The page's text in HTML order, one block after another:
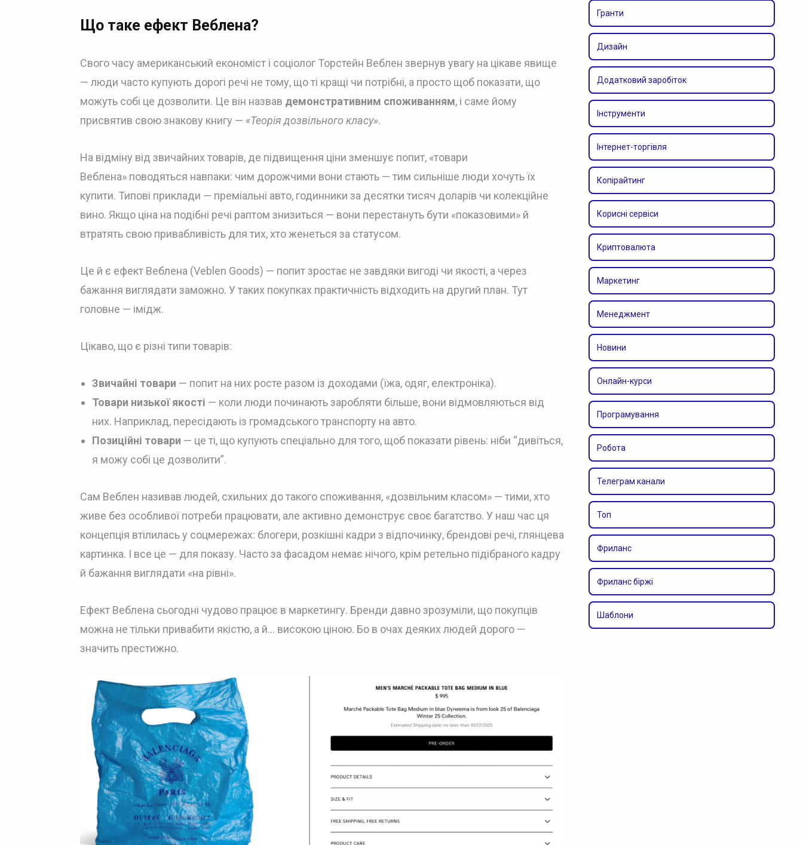
Що таке ефект Веблена?
Свого часу американський економіст і соціолог Торстейн Веблен звернув увагу на цікаве явище
— люди часто купують дорогі речі не тому, що ті кращі чи потрібні, а просто щоб показати, що
можуть собі це дозволити. Це він назвав демонстративним споживанням, і саме йому
присвятив свою знакову книгу — «Теорія дозвільного класу».
На відміну від звичайних товарів, де підвищення ціни зменшує попит, «товари
Веблена» поводяться навпаки: чим дорожчими вони стають — тим сильніше люди хочуть їх
купити. Типові приклади — преміальні авто, годинники за десятки тисяч доларів чи колекційне
вино. Якщо ціна на подібні речі раптом знизиться — вони перестануть бути «показовими» й
втратять свою привабливість для тих, хто женеться за статусом.
Це й є ефект Веблена (Veblen Goods) — попит зростає не завдяки вигоді чи якості, а через
бажання виглядати заможно. У таких покупках практичність відходить на другий план. Тут
головне — імідж.
Цікаво, що є різні типи товарів:
Звичайні товари — попит на них росте разом із доходами (їжа, одяг, електроніка).
Товари низької якості — коли люди починають заробляти більше, вони відмовляються від
них. Наприклад, пересідають із громадського транспорту на авто.
Позиційні товари — це ті, що купують спеціально для того, щоб показати рівень: ніби “дивіться,
я можу собі це дозволити”.
Сам Веблен називав людей, схильних до такого споживання, «дозвільним класом» — тими, хто
живе без особливої потреби працювати, але активно демонструє своє багатство. У наш час ця
концепція втілилась у соцмережах: блогери, розкішні кадри з відпочинку, брендові речі, глянцева
картинка. І все це — для показу. Часто за фасадом немає нічого, крім ретельно підібраного кадру
й бажання виглядати «на рівні».
Ефект Веблена сьогодні чудово працює в маркетингу. Бренди давно зрозуміли, що покупців
можна не тільки привабити якістю, а й… високою ціною. Бо в очах деяких людей дорого —
значить престижно.
Гранти
Дизайн
Додатковий заробіток
Інструменти
Інтернет-торгівля
Копірайтинг
Корисні сервіси
Криптовалюта
Маркетинг
Менеджмент
Новини
Онлайн-курси
Програмування
Робота
Телеграм канали
Топ
Фриланс
Фриланс біржі
Шаблони